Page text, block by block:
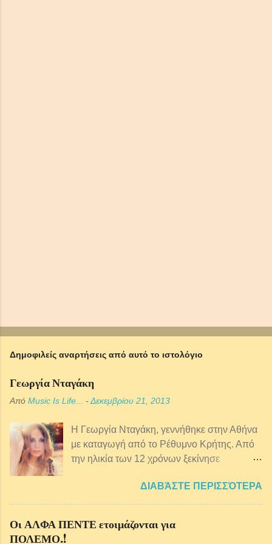
Δημοφιλείς αναρτήσεις από αυτό το ιστολόγιο
Γεωργία Νταγάκη
Από Music Is Life... -Δεκεμβρίου 21, 2013
Η Γεωργία Νταγάκη, γεννήθηκε στην Αθήνα
με καταγωγή από τo Ρέθυμνο Κρήτης. Από
την ηλικία των 12 χρόνων ξεκίνησε
ξεκίνησε πιάνο, φωνητική, θεωρία και
αρμονία της μουσικής. Από αρκετά μικρή
μουσική και έχει συνεργαστεί με πολλούς
ΔΙΑΒΆΣΤΕ ΠΕΡΙΣΣΌΤΕΡΑ
Οι ΑΛΦΑ ΠΕΝΤΕ ετοιμάζονται για
ΠΟΛΕΜΟ.!